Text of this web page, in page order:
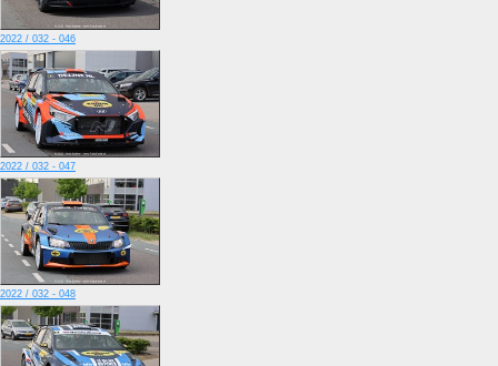
2022 / 032 - 046
2022 / 032 - 047
2022 / 032 - 048